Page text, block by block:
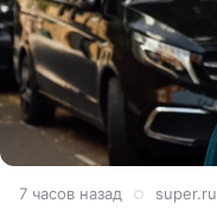
7 часов назад super.ru